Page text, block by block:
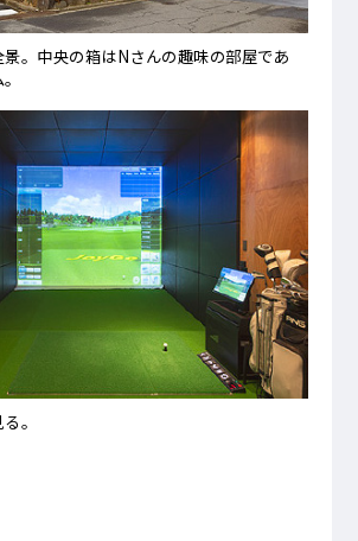
。中央の箱はNさんの趣味の部屋であ
。